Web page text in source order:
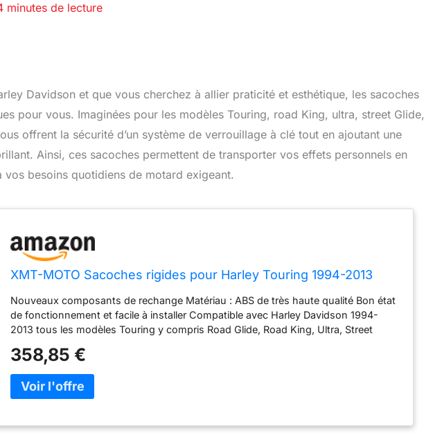
minutes de lecture
Davidson et que vous cherchez à allier praticité et esthétique, les sacoches
pour vous. Imaginées pour les modèles Touring, road King, ultra, street Glide,
offrent la sécurité d’un système de verrouillage à clé tout en ajoutant une
Ainsi, ces sacoches permettent de transporter vos effets personnels en
besoins quotidiens de motard exigeant.
XMT-MOTO Sacoches rigides pour Harley Touring 1994-2013
Nouveaux composants de rechange Matériau : ABS de très haute qualité Bon état
de fonctionnement et facile à installer Compatible avec Harley Davidson 1994-
2013 tous les modèles Touring y compris Road Glide, Road King, Ultra, Street
Sportster avec les supports de conversion (les supports ne sont pas inclus).
(Remarque : avant d'acheter, veuillez vérifier si les tuyaux d'échappement
interfèrent avec l'installation de la sacoche.) Contenu de l'emballage : sacoche
gauche et droite + 2 clés + 2 loquets
358,85 €